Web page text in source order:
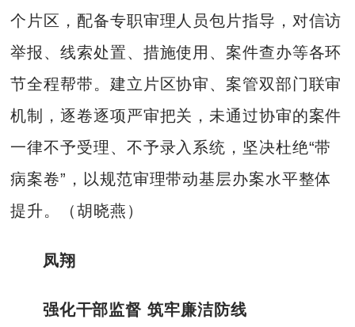
个片区，配备专职审理人员包片指导，对信访
举报、线索处置、措施使用、案件查办等各环
节全程帮带。建立片区协审、案管双部门联审
机制，逐卷逐项严审把关，未通过协审的案件
一律不予受理、不予录入系统，坚决杜绝“带
病案卷”，以规范审理带动基层办案水平整体
提升。（胡晓燕）
凤翔
强化干部监督 筑牢廉洁防线